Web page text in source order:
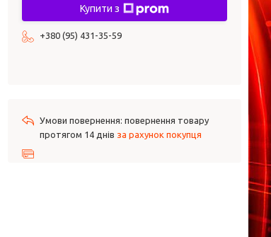
Купити з
+380 (95) 431-35-59
повернення товару
протягом 14 днів за рахунок покупця